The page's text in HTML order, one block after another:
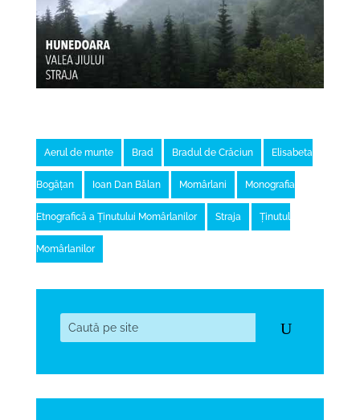
Aerul de munte Brad Bradul de Crăciun Elisabeta
Bogățan Ioan Dan Bălan Momârlani Monografia
Etnografică a Ținutului Momârlanilor Straja Ținutul
Momârlanilor